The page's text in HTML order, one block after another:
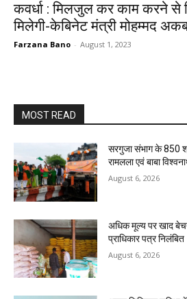
कवर्धा : मिलजुल कर काम करने से
मिलेगी-केबिनेट मंत्री मोहम्मद
Farzana Bano - August 1, 2023
MOST READ
सरगुजा संभाग के 850
रामलला एवं बाबा
August 6, 2026
अधिक मूल्य पर खाद
प्राधिकार पत्र निलंबित
August 6, 2026